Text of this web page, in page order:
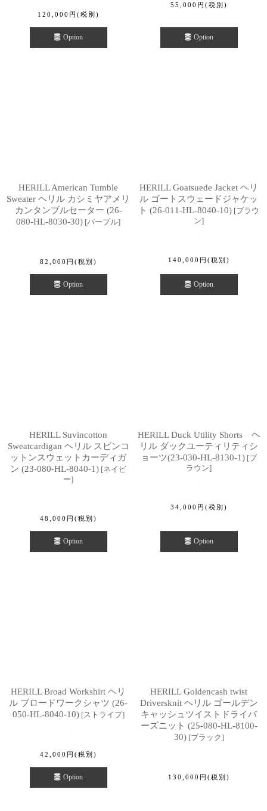
120,000 円 (税別)
Option
55,000 円 (税別)
Option
HERILL American Tumble
Sweater ヘリル カシミヤアメリ
カンタンブルセーター (26-
080-HL-8030-30) [パープル]
82,000 円 (税別)
Option
HERILL Goatsuede Jacket ヘリ
ル ゴートスウェードジャケッ
ト (26-011-HL-8040-10) [ブラウ
ン]
140,000 円 (税別)
Option
HERILL Suvincotton
Sweatcardigan ヘリル スビンコ
ットンスウェットカーディガ
ン (23-080-HL-8040-1) [ネイビ
ー]
48,000 円 (税別)
Option
HERILL Duck Utility Shorts ヘ
リル ダックユーティリティシ
ョーツ(23-030-HL-8130-1) [ブ
ラウン]
34,000 円 (税別)
Option
HERILL Broad Workshirt ヘリ
ル ブロードワークシャツ (26-
050-HL-8040-10) [ストライプ]
42,000 円 (税別)
Option
HERILL Goldencash twist
Driversknit ヘリル ゴールデン
キャッシュツイストドライバ
ーズニット (25-080-HL-8100-
30) [ブラック]
130,000 円 (税別)